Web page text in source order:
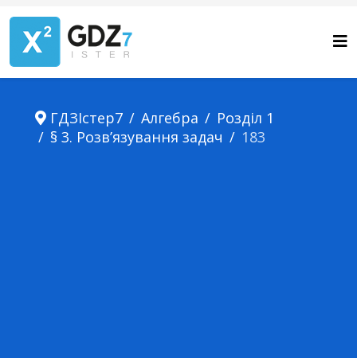
ГДЗІстер7 Алгебра
Розділ 1
§ 3. Розв’язування задач
183